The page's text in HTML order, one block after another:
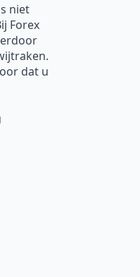
niet
Forex
dat u